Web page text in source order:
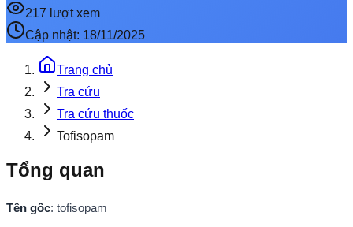
217 lượt xem
Cập nhật: 18/11/2025
Trang chủ
Tra cứu
Tra cứu thuốc
Tofisopam
Tổng quan
Tên gốc: tofisopam